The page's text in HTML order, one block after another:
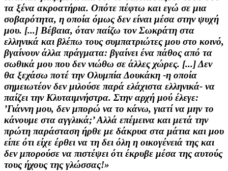
τα ξένα ακροατήρια. Οπότε πέφτω και εγώ σε μια
σοβαρότητα, η οποία όμως δεν είναι μέσα στην ψυχή
μου. [...] Βέβαια, όταν παίζω τον Σωκράτη στα
ελληνικά και βλέπω τους συμπατριώτες μου στο κοινό,
βγαίνουν άλλα πράγματα: βγαίνει ένα πάθος από τα
σωθικά μου που δεν νιώθω σε άλλες χώρες. [...] Δεν
θα ξεχάσω ποτέ την Ολυμπία Δουκάκη -η οποία
σημειωτέον δεν μιλούσε παρά ελάχιστα ελληνικά- να
παίζει την Κλυταιμνήστρα. Στην αρχή μού έλεγε:
’Γιάννη μου, δεν μπορώ να το κάνω, γιατί να μην το
κάνουμε στα αγγλικά;’ Αλλά επέμεινα και μετά την
πρώτη παράσταση ήρθε με δάκρυα στα μάτια και μου
είπε ότι είχε έρθει να τη δει όλη η οικογένειά της και
δεν μπορούσε να πιστέψει ότι έκρυβε μέσα της αυτούς
τους ήχους της γλώσσας!»